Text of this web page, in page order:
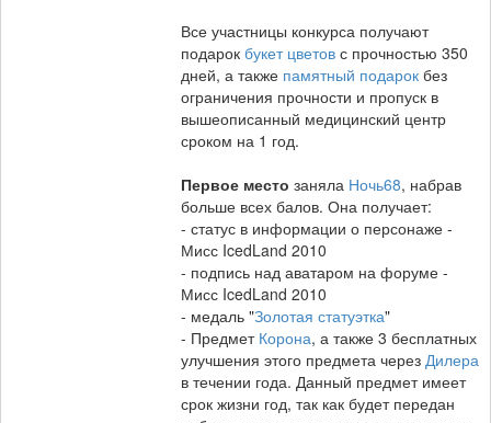
Все участницы конкурса получают
подарок букет цветов с прочностью 350
дней, а также памятный подарок без
ограничения прочности и пропуск в
вышеописанный медицинский центр
сроком на 1 год.
Первое место заняла Ночь68, набрав
больше всех балов. Она получает:
- статус в информации о персонаже -
Мисс IcedLand 2010
- подпись над аватаром на форуме -
Мисс IcedLand 2010
- медаль "Золотая статуэтка"
- Предмет Корона, а также 3 бесплатных
улучшения этого предмета через Дилера
в течении года. Данный предмет имеет
срок жизни год, так как будет передан